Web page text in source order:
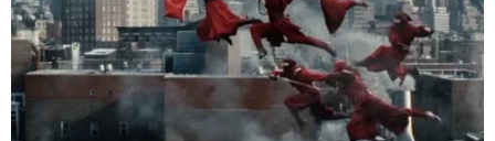
các nhà kinh tế dự báo trước đó là 2,4%, trong khi tốc
độ tăng trưởng của quý 4/2023 là 3,4%.